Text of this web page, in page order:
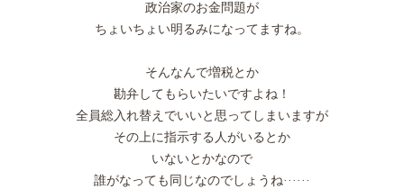
政治家のお金問題が
ちょいちょい明るみになってますね。
そんなんで増税とか
勘弁してもらいたいですよね！
全員総入れ替えでいいと思ってしまいますが
その上に指示する人がいるとか
いないとかなので
誰がなっても同じなのでしょうね······